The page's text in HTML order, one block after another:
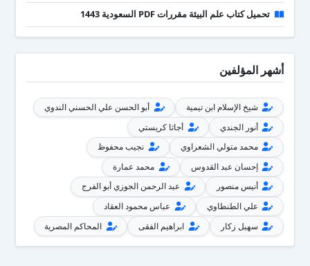
تحميل كتاب علم البيئة مقررات PDF السعودية 1443
أشهر المؤلفين
شيخ الإسلام ابن تيمية
أبو الحسن علي الحسني الندوي
أنور الجندي
أجاثا كريستي
محمد متولي الشعراوي
نجيب محفوظ
إحسان عبد القدوس
محمد عمارة
أنيس منصور
عبد الرحمن الجوزي أبو الفرج
علي الطنطاوي
عباس محمود العقاد
سهيل زكار
ابراهيم الفقى المحاكم المصرية